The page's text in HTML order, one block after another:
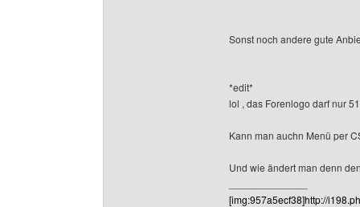
Sonst noch andere gute
*edit*
lol , das Forenlogo darf nur
Kann man auchn Menü per
Und wie ändert man denn
[img:957a5ecf38]http://